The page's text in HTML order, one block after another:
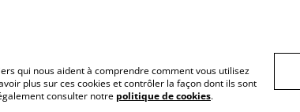
qui nous aident à comprendre comment vous utilisez
plus sur ces cookies et contrôler la façon dont ils sont
consulter notre politique de cookies.